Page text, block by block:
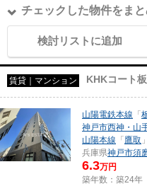
チェックした物件をま
検討リストに追加
賃貸｜マンション KHKコート
山陽電鉄本線 「
神戸市西神・山
山陽本線 「 鷹取
兵庫県神戸市須
6.3万円
築年数：築24年